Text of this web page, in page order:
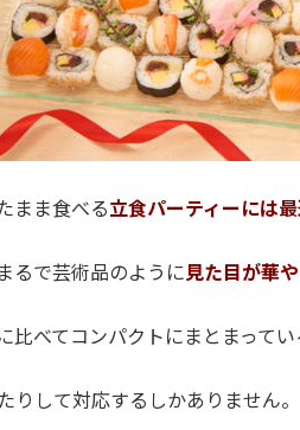
まま食べる立食パーティーには
るで芸術品のように見た目が華
べてコンパクトにまとまってい
りして対応するしかありません。